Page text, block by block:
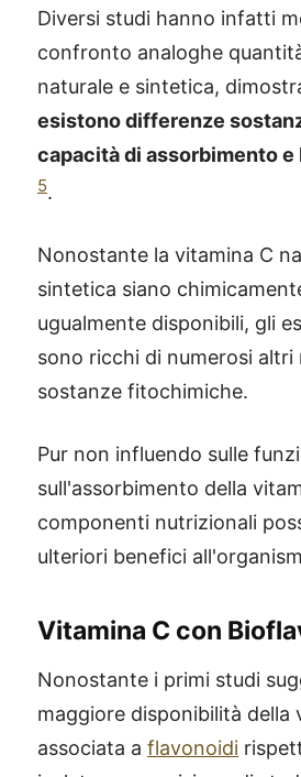
Diversi studi hanno infatti
confronto analoghe
naturale e sintetica,
esistono differenze
capacità di assorbimento
5.
Nonostante la vitamina C
sintetica siano
ugualmente disponibili, gli
sono ricchi di numerosi altri
sostanze fitochimiche.
Pur non influendo sulle
sull'assorbimento della
componenti nutrizionali
ulteriori benefici
Vitamina C con
Nonostante i primi studi
maggiore disponibilità della
associata a flavonoidi